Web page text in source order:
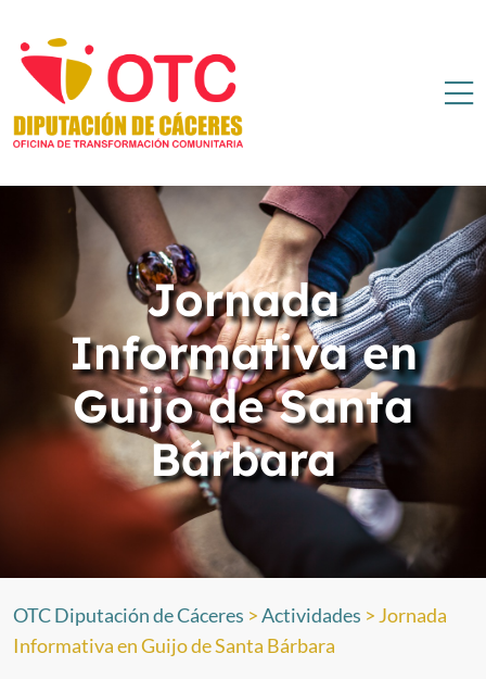
Jornada
Informativa en
Guijo de Santa
Bárbara
OTC Diputación de Cáceres >Actividades > Jornada
Informativa en Guijo de Santa Bárbara